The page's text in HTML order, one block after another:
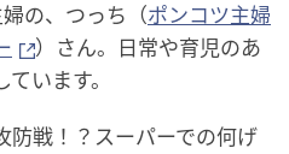
の、つっち（ポンコツ主婦
）さん。日常や育児のあ
います。
防戦！？スーパーでの何げ